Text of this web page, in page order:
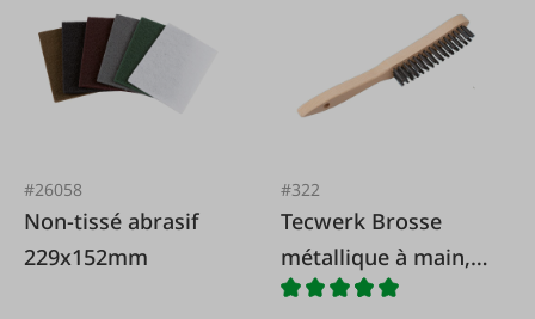
#26058
Non-tissé abrasif
229x152mm
#322
Tecwerk Brosse
métallique à main,
fil d'acier